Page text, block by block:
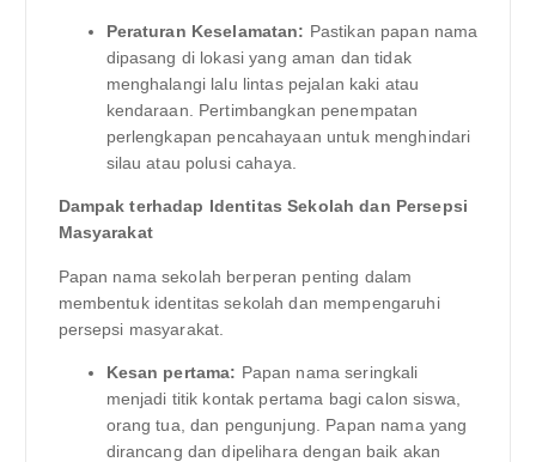
Peraturan Keselamatan: Pastikan papan nama
dipasang di lokasi yang aman dan tidak
menghalangi lalu lintas pejalan kaki atau
kendaraan. Pertimbangkan penempatan
perlengkapan pencahayaan untuk menghindari
silau atau polusi cahaya.
Dampak terhadap Identitas Sekolah dan Persepsi
Masyarakat
Papan nama sekolah berperan penting dalam
membentuk identitas sekolah dan mempengaruhi
persepsi masyarakat.
Kesan pertama: Papan nama seringkali
menjadi titik kontak pertama bagi calon siswa,
orang tua, dan pengunjung. Papan nama yang
dirancang dan dipelihara dengan baik akan